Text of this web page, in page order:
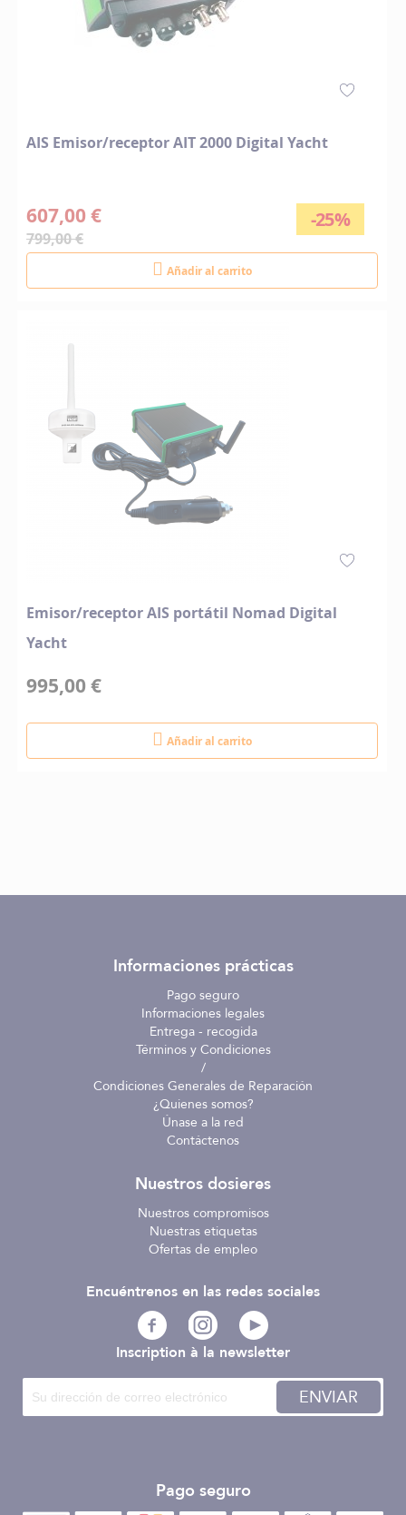
AIS Emisor/receptor AIT 2000 Digital Yacht
-25%
607,00 €
799,00 €
Añadir al carrito
Emisor/receptor AIS portátil Nomad Digital
Yacht
995,00 €
Añadir al carrito
Informaciones prácticas
Pago seguro
Informaciones legales
Entrega - recogida
Términos y Condiciones
/
Condiciones Generales de Reparación
¿Quienes somos?
Únase a la red
Contáctenos
Nuestros dosieres
Nuestros compromisos
Nuestras etiquetas
Ofertas de empleo
Inscription à la newsletter
ENVIAR
Pago seguro
Encuéntrenos en las redes sociales